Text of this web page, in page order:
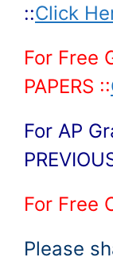
::Click
For Free
PAPERS ::
For AP
For Free
Please